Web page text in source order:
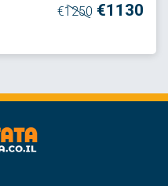
€1250 €1130